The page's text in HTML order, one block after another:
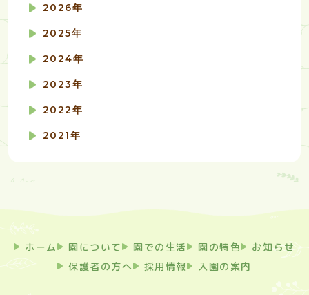
2026年
2025年
2024年
2023年
2022年
2021年
ホーム 園について 園での生活 園の特色
お知らせ
保護者の方へ
採用情報 入園の案内